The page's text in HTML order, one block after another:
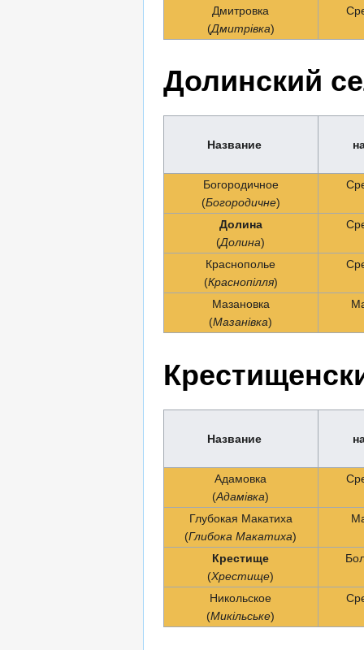
Дмитровка
(Дмитрівка)
Долинский
Название
Богородичное
(Богородичне)
Долина
(Долина)
Краснополье
(Краснопілля)
Мазановка
(Мазанівка)
Название
Адамовка
(Адамівка)
Глубокая Макатиха
(Глибока Макатиха)
Крестище
(Хрестище)
Никольское
(Микільське)